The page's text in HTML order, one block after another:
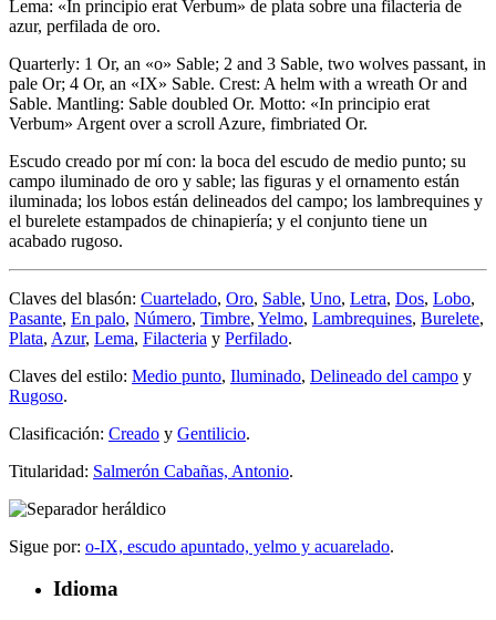
Lema: «In principio erat Verbum» de plata sobre una filacteria de
azur, perfilada de oro.
Quarterly: 1 Or, an «o» Sable; 2 and 3 Sable, two wolves passant, in
pale Or; 4 Or, an «IX» Sable. Crest: A helm with a wreath Or and
Sable. Mantling: Sable doubled Or. Motto: «In principio erat
Verbum» Argent over a scroll Azure, fimbriated Or.
Escudo creado por mí con: la boca del escudo de medio punto; su
campo iluminado de oro y sable; las figuras y el ornamento están
iluminada; los lobos están delineados del campo; los lambrequines y
el burelete estampados de chinapiería; y el conjunto tiene un
acabado rugoso.
Claves del blasón: Cuartelado, Oro, Sable, Uno, Letra, Dos, Lobo,
Pasante, En palo, Número, Timbre, Yelmo, Lambrequines, Burelete,
Plata, Azur, Lema, Filacteria y Perfilado.
Claves del estilo: Medio punto, Iluminado, Delineado del campo y
Rugoso.
Clasificación: Creado y Gentilicio.
Titularidad: Salmerón Cabañas, Antonio.
Sigue por: o-IX, escudo apuntado, yelmo y acuarelado.
Idioma